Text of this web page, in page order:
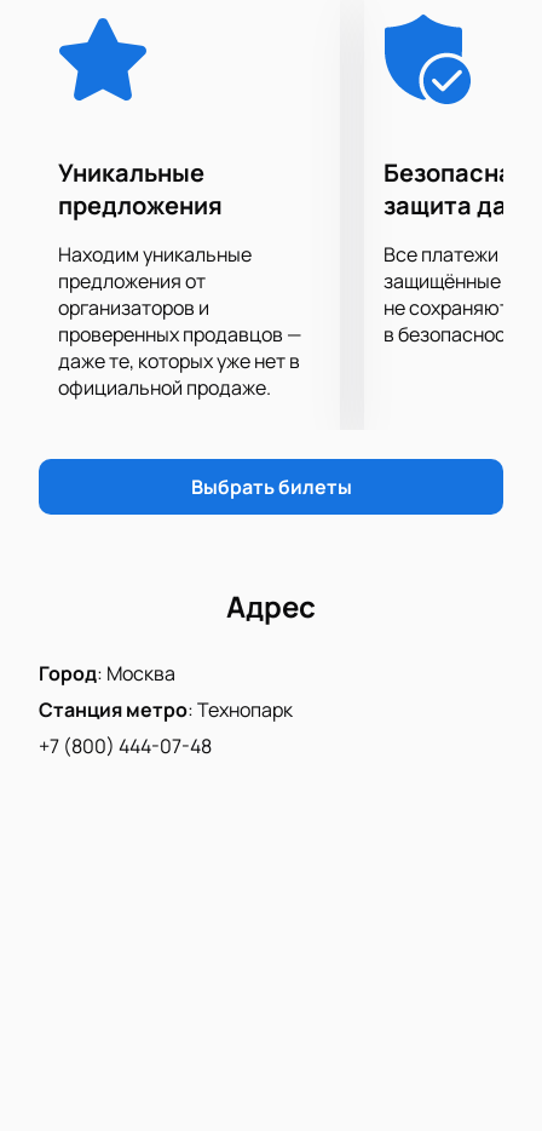
Билеты
Купить билеты
можно на сайте. Покупатель
выбирает места на схеме зала. Стоимость зависит
Онлайн-оформление: быстрая оплата и
моментальное получение электронного
Телефонный заказ: оператор подскажет
свободные места и ответит на вопросы.
Станьте частью музыкального вечера Кима
Брейтбурга.
Уникальные
предложения
Находим уникальные
предложения от
организаторов и
проверенных продавцов —
даже те, которых уже нет в
официальной продаже.
Безопасная
защита
Все платежи
защищённые
не сохраняются
в безопасности.
Выбрать билеты
Адрес
Город: Москва
Станция метро:Технопарк
+7 (800) 444-07-48